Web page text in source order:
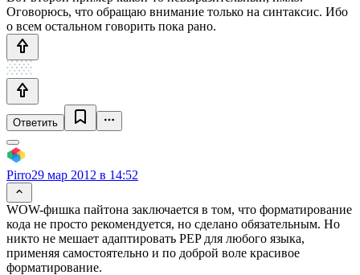
Оговорюсь, что обращаю внимание только на синтаксис. Ибо
о всем остальном говорить пока рано.
Ответить
Pirro29 мар 2012 в 14:52
WOW-фишка пайтона заключается в том, что форматирование
кода не просто рекомендуется, но сделано обязательным. Но
никто не мешает адаптировать PEP для любого языка,
применяя самостоятельно и по доброй воле красивое
форматирование.